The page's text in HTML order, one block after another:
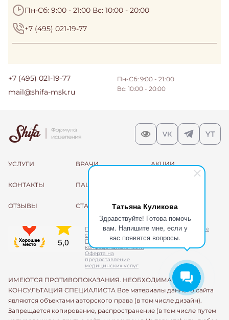
Татьяна Куликова
Здравствуйте! Готова помочь
вам. Напишите мне, если у
вас появятся вопросы.
Пн-Сб: 9:00 - 21:00 Вс: 10:00 - 20:00
+7 (495) 021-19-77
+7 (495) 021-19-77
mail@shifa-msk.ru
Пн-Сб: 9:00 - 21.:00
Вс: 10:00 - 20:00
УСЛУГИ ВРАЧИ АКЦИИ
КОНТАКТЫ ПАЦИЕНТАМ
ОТЗЫВЫ СТАТЬИ
Пользовательское
соглашение
Политика
конфеденциальности
Оферта на
предоставление
медицинских услуг
Использование cookie
ИМЕЮТСЯ ПРОТИВОПОКАЗАНИЯ. НЕОБХОДИМА
КОНСУЛЬТАЦИЯ СПЕЦИАЛИСТА Все материалы данного сайта
являются объектами авторского права (в том числе дизайн).
Запрещается копирование, распространение (в том числе путем